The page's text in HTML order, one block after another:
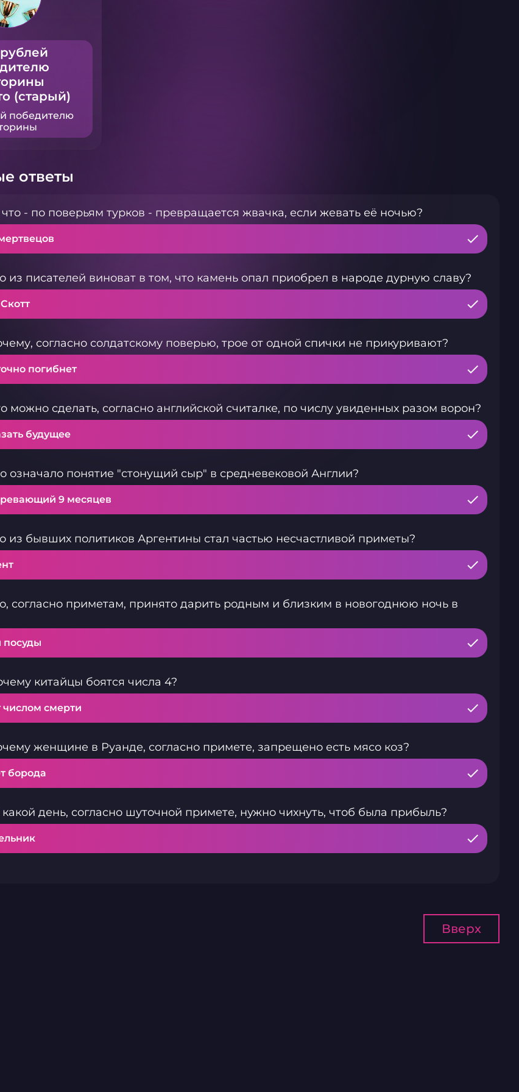
(старый)
победителю
ответы
- по поверьям турков - превращается жвачка, если жевать её ночью?
из писателей виноват в том, что камень опал приобрел в народе дурную славу?
согласно солдатскому поверью, трое от одной спички не прикуривают?
погибнет
можно сделать, согласно английской считалке, по числу увиденных разом ворон?
будущее
означало понятие "стонущий сыр" в средневековой Англии?
9 месяцев
из бывших политиков Аргентины стал частью несчастливой приметы?
согласно приметам, принято дарить родным и близким в новогоднюю ночь в
посуды
китайцы боятся числа 4?
числом смерти
женщине в Руанде, согласно примете, запрещено есть мясо коз?
борода
какой день, согласно шуточной примете, нужно чихнуть, чтоб была прибыль?
Вверх